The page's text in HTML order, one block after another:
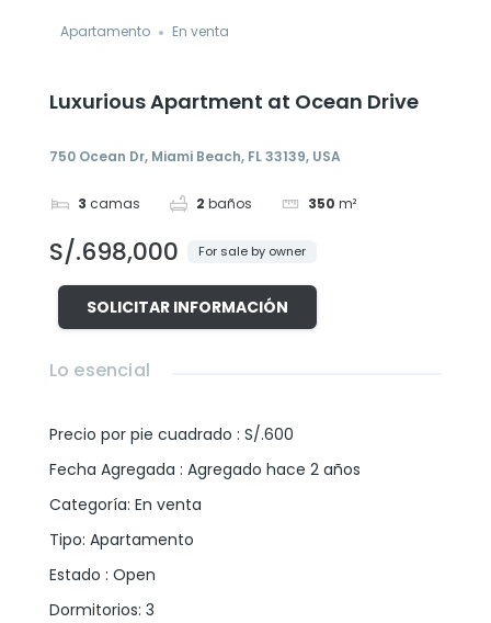
Apartamento En venta
Luxurious Apartment at Ocean Drive
750 Ocean Dr, Miami Beach, FL 33139, USA
3 camas 2 baños 350 m²
S/.698,000 For sale by owner
SOLICITAR INFORMACIÓN
Lo esencial
Precio por pie cuadrado : S/.600
Fecha Agregada : Agregado hace 2 años
Categoría: En venta
Tipo: Apartamento
Estado : Open
Dormitorios: 3